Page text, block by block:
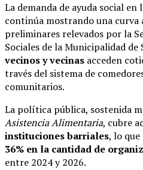
La demanda de ayuda social
continúa mostrando una curva
preliminares relevados por la
Sociales de la Municipalidad
vecinos y vecinas acceden
través del sistema de
comunitarios.
La política pública, sostenida
Asistencia Alimentaria, cubre
instituciones barriales, lo
36% en la cantidad de
entre 2024 y 2026.